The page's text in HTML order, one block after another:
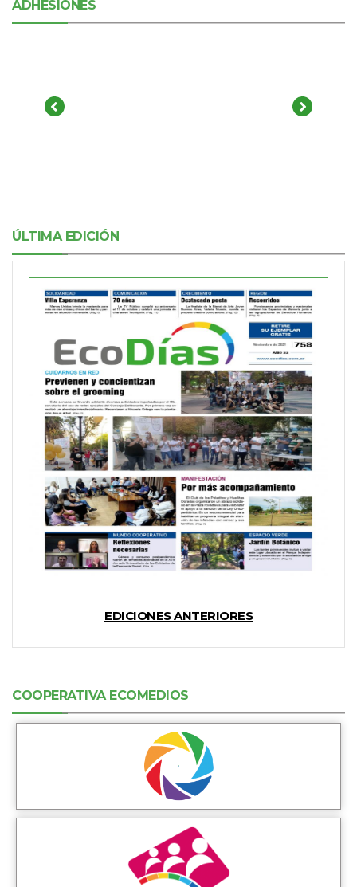
ADHESIONES
ÚLTIMA EDICIÓN
EDICIONES ANTERIORES
COOPERATIVA ECOMEDIOS